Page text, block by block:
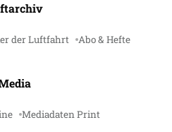
der Luftfahrt Abo & Hefte
Mediadaten Print